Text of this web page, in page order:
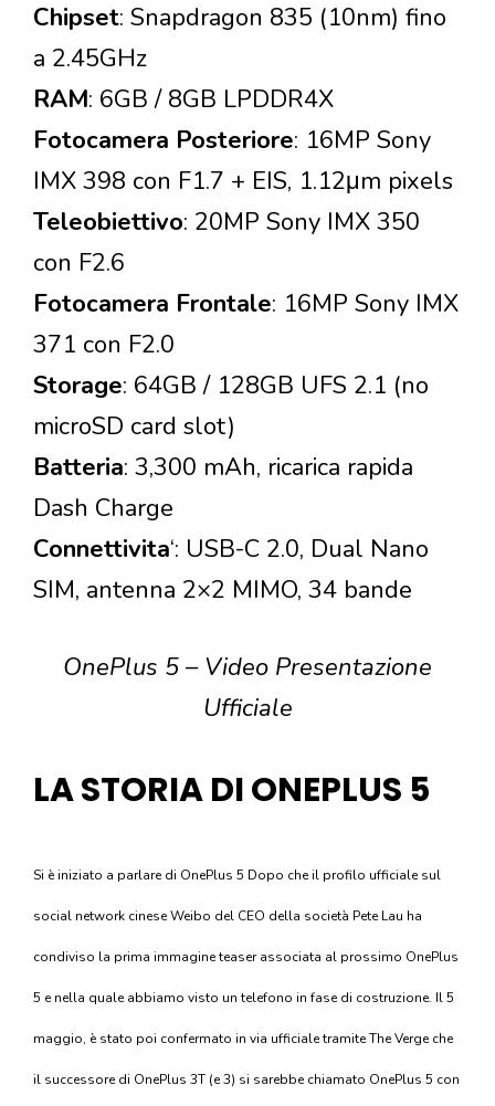
Chipset: Snapdragon 835 (10nm) fino
a 2.45GHz
RAM: 6GB / 8GB LPDDR4X
Fotocamera Posteriore: 16MP Sony
IMX 398 con F1.7 + EIS, 1.12μm pixels
Teleobiettivo: 20MP Sony IMX 350
con F2.6
Fotocamera Frontale: 16MP Sony IMX
371 con F2.0
Storage: 64GB / 128GB UFS 2.1 (no
microSD card slot)
Batteria: 3,300 mAh, ricarica rapida
Dash Charge
Connettivita‘: USB-C 2.0, Dual Nano
SIM, antenna 2×2 MIMO, 34 bande
OnePlus 5 – Video Presentazione
Ufficiale
LA STORIA DI ONEPLUS 5
Si è iniziato a parlare di OnePlus 5 Dopo che il profilo ufficiale sul
social network cinese Weibo del CEO della società Pete Lau ha
condiviso la prima immagine teaser associata al prossimo OnePlus
5 e nella quale abbiamo visto un telefono in fase di costruzione. Il 5
maggio, è stato poi confermato in via ufficiale tramite The Verge che
il successore di OnePlus 3T (e 3) si sarebbe chiamato OnePlus 5 con